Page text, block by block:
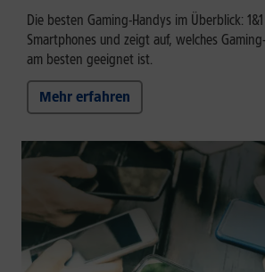
Die besten Gaming-Handys im Überblick:
Smartphones und zeigt auf, welches
am besten geeignet ist.
Mehr erfahren